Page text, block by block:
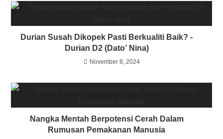
Durian Susah Dikopek Pasti Berkualiti Baik? -
Durian D2 (Dato’ Nina)
November 8, 2024
Nangka Mentah Berpotensi Cerah Dalam
Rumusan Pemakanan Manusia